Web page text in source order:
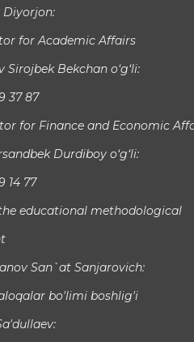
Diyorjon:
for Academic Affairs
Sirojbek Bekchan o‘g‘li:
37 87
for Finance and Economic
Durdiboy o‘g‘li:
14 77
educational methodological
San`at Sanjarovich:
bo'limi boshlig'i